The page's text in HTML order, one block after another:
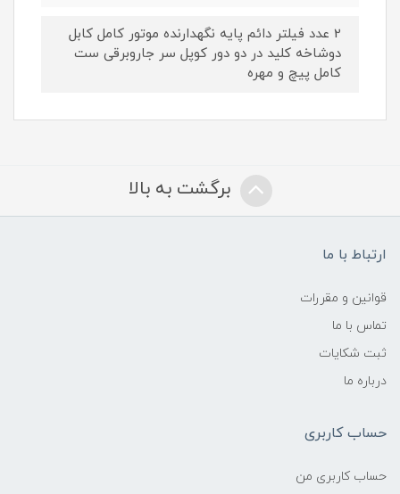
2 عدد فیلتر دائم پایه نگهدارنده موتور کامل کابل
دوشاخه کلید در دو دور کوپل سر جاروبرقی ست
کامل پیچ و مهره
برگشت به بالا
ارتباط با ما
قوانین و مقررات
تماس با ما
ثبت شکایات
درباره ما
حساب کاربری
حساب کاربری من